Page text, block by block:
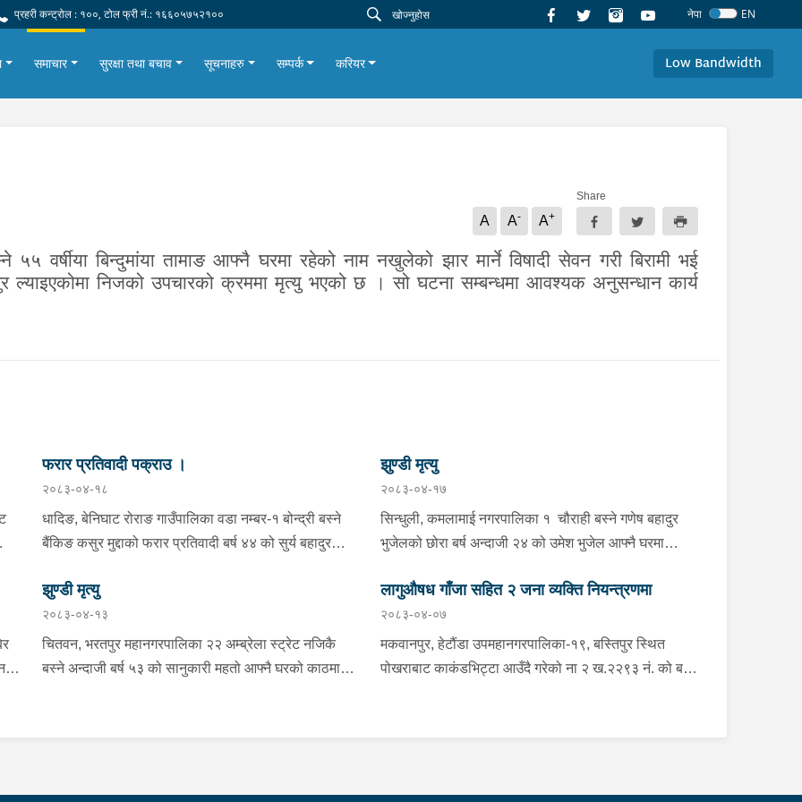
प्रहरी कन्ट्रोल : १००, टोल फ्री नं.: १६६०५७५२१०० नेपा EN
समाचार सुरक्षा तथा बचाव सूचनाहरु सम्पर्क करियर Low Bandwidth
A A- A+
Share
५५ वर्षीया बिन्दुमांया तामाङ आफ्नै घरमा रहेको नाम नखुलेको झार मार्ने विषादी सेवन गरी बिरामी भई
ल्याइएकोमा निजको उपचारको क्रममा मृत्यु भएको छ । सो घटना सम्बन्धमा आवश्यक अनुसन्धान कार्य
फरार प्रतिवादी पक्राउ ।
२०८३-०४-१८
धादिङ, बेनिघाट रोराङ गाउँपालिका वडा नम्बर-१ बोन्द्री बस्ने
बैंकिङ कसुर मुद्दाको फरार प्रतिवादी बर्ष ४४ को सुर्य बहादुर
झुण्डी मृत्यु
२०८३-०४-१७
सिन्धुली, कमलामाई नगरपालिका १ चौराही बस्ने गणेष बहादुर
भुजेलको छोरा बर्ष अन्दाजी २४ को उमेश भुजेल आफ्नै घरमा
प्राप्त हुनासाथ प्रहरी टोली खटिगई घटनास्थलमा मुचुल्का
सहित थप अनुसन्धान कार्य भइरहेको ।
झुण्डी मृत्यु
२०८३-०४-१३
चितवन, भरतपुर महानगरपालिका २२ अम्ब्रेला स्ट्रेट नजिकै
बस्ने अन्दाजी बर्ष ५३ को सानुकारी महतो आफ्नै घरको काठमा
लागुऔषध गाँजा सहित २ जना व्यक्ति नियन्त्रणमा
२०८३-०४-०७
मकवानपुर, हेटौंडा उपमहानगरपालिका-१९, बस्तिपुर स्थित
पोखराबाट काकंडभिट्टा आउँदै गरेको ना २ ख.२२९३ नं. को बस